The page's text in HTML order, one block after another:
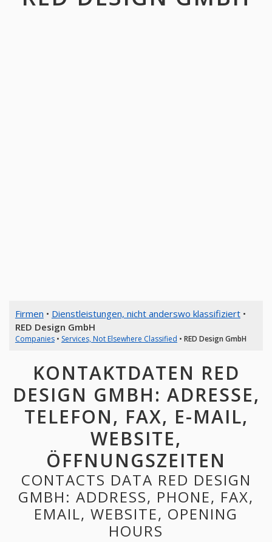
Firmen • Dienstleistungen, nicht anderswo klassifiziert•
RED Design GmbH
Companies• Services, Not Elsewhere Classified • RED Design GmbH
KONTAKTDATEN RED
DESIGN GMBH: ADRESSE,
TELEFON, FAX, E-MAIL,
WEBSITE,
ÖFFNUNGSZEITEN
CONTACTS DATA RED DESIGN
GMBH: ADDRESS, PHONE, FAX,
EMAIL, WEBSITE, OPENING
HOURS